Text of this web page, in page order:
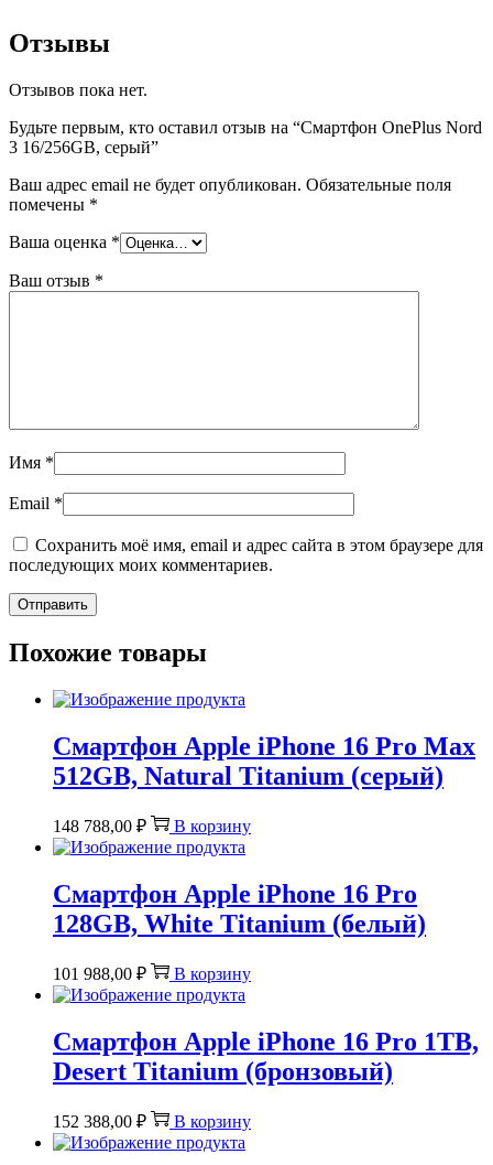
Отзывы
Отзывов пока нет.
Будьте первым, кто оставил отзыв на “Смартфон OnePlus Nord
3 16/256GB, серый”
Ваш адрес email не будет опубликован. Обязательные поля
помечены *
Ваша оценка *
Ваш отзыв *
Имя *
Email *
Сохранить моё имя, email и адрес сайта в этом браузере для
последующих моих комментариев.
Похожие товары
Смартфон Apple iPhone 16 Pro Max
512GB, Natural Titanium (серый)
148 788,00 ₽ В корзину
Смартфон Apple iPhone 16 Pro
128GB, White Titanium (белый)
101 988,00 ₽ В корзину
Смартфон Apple iPhone 16 Pro 1TB,
Desert Titanium (бронзовый)
152 388,00 ₽ В корзину